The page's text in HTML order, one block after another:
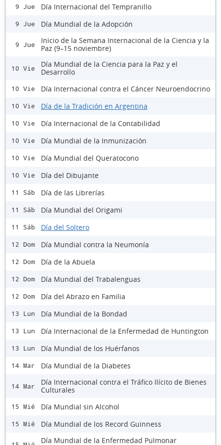
9 Jue Día Internacional del Tempranillo
9 Jue Día Mundial de la Adopción
9 Jue
Inicio de la Semana Internacional de la Ciencia y la
Paz (9–15 noviembre)
10 Vie
Día Mundial de la Ciencia para la Paz y el
Desarrollo
10 Vie Día Internacional contra el Cáncer Neuroendocrino
10 Vie Día de la Tradición en Argentina
10 Vie Día Internacional de la Contabilidad
10 Vie Día Mundial de la Inmunización
10 Vie Día Mundial del Queratocono
10 Vie Día del Dibujante
11 Sáb Día de las Librerías
11 Sáb Día Mundial del Origami
11 Sáb Día del Soltero
12 Dom Día Mundial contra la Neumonía
12 Dom Día de la Abuela
12 Dom Día Mundial del Trabalenguas
12 Dom Día del Abrazo en Familia
13 Lun Día Mundial de la Bondad
13 Lun Día Internacional de la Enfermedad de Huntington
13 Lun Día Mundial de los Huérfanos
14 Mar Día Mundial de la Diabetes
14 Mar
Día Internacional contra el Tráfico Ilícito de Bienes
Culturales
15 Mié Día Mundial sin Alcohol
15 Mié Día Mundial de los Record Guinness
Día Mundial de la Enfermedad Pulmonar